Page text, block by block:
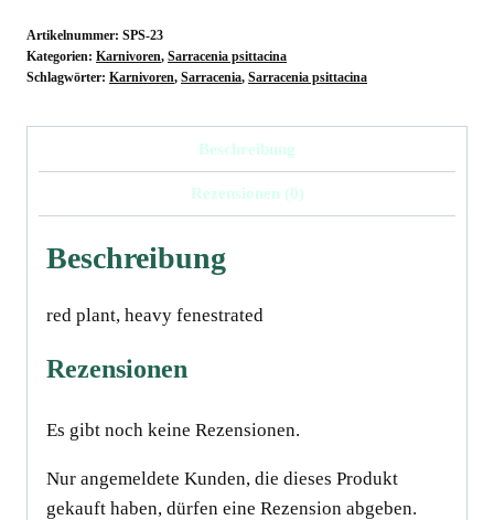
okefenokeensis,
DeSoto
Menge
Artikelnummer: SPS-23
Kategorien: Karnivoren, Sarracenia psittacina
Schlagwörter: Karnivoren, Sarracenia, Sarracenia psittacina
Beschreibung
Rezensionen (0)
Beschreibung
red plant, heavy fenestratedﾠ
Rezensionen
Es gibt noch keine Rezensionen.
Nur angemeldete Kunden, die dieses Produkt
gekauft haben, dürfen eine Rezension abgeben.